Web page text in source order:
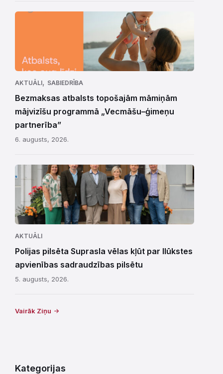
AKTUĀLI, SABIEDRĪBA
Bezmaksas atbalsts topošajām māmiņām
mājvizīšu programmā „Vecmāšu–ģimeņu
partnerība”
6. augusts, 2026.
AKTUĀLI
Polijas pilsēta Suprasla vēlas kļūt par Ilūkstes
apvienības sadraudzības pilsētu
5. augusts, 2026.
Vairāk Ziņu
Kategorijas